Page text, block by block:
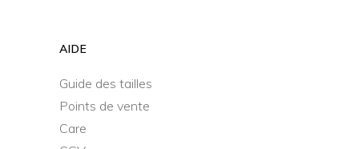
AIDE
Guide des tailles
Points de vente
Care